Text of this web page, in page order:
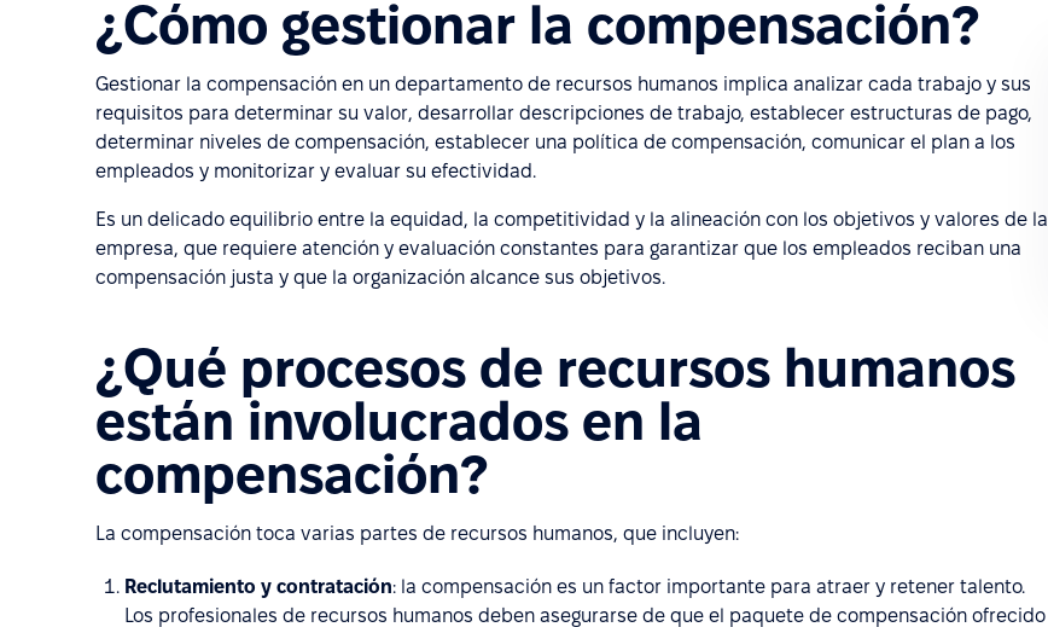
¿Cómo gestionar la compensación?
Gestionar la compensación en un departamento de recursos humanos implica analizar cada trabajo y sus
requisitos para determinar su valor, desarrollar descripciones de trabajo, establecer estructuras de pago,
determinar niveles de compensación, establecer una política de compensación, comunicar el plan a los
empleados y monitorizar y evaluar su efectividad.
Es un delicado equilibrio entre la equidad, la competitividad y la alineación con los objetivos y valores de la
empresa, que requiere atención y evaluación constantes para garantizar que los empleados reciban una
compensación justa y que la organización alcance sus objetivos.
¿Qué procesos de recursos humanos
están involucrados en la
compensación?
La compensación toca varias partes de recursos humanos, que incluyen:
Reclutamiento y contratación: la compensación es un factor importante para atraer y retener talento.
Los profesionales de recursos humanos deben asegurarse de que el paquete de compensación ofrecido